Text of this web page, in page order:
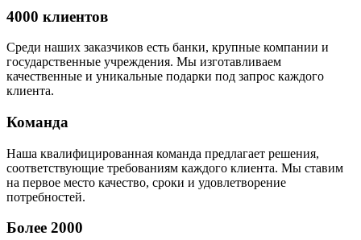
4000 клиентов
Среди наших заказчиков есть банки, крупные компании и
государственные учреждения. Мы изготавливаем
качественные и уникальные подарки под запрос каждого
клиента.
Команда
Наша квалифицированная команда предлагает решения,
соответствующие требованиям каждого клиента. Мы ставим
на первое место качество, сроки и удовлетворение
потребностей.
Более 2000